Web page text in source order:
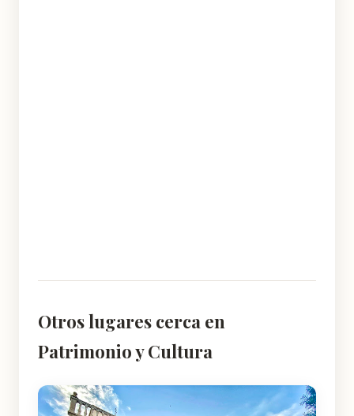
Otros lugares cerca en
Patrimonio y Cultura